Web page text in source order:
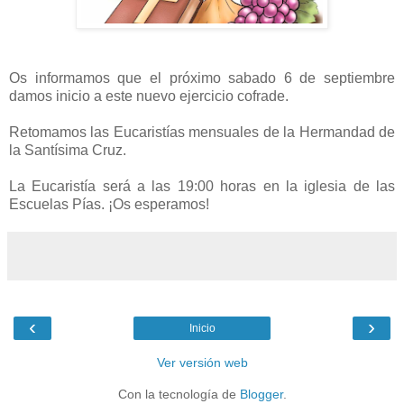
Os informamos que el próximo sabado 6 de septiembre
damos inicio a este nuevo ejercicio cofrade.
Retomamos las Eucaristías mensuales de la Hermandad de
la Santísima Cruz.
La Eucaristía será a las 19:00 horas en la iglesia de las
Escuelas Pías. ¡Os esperamos!
‹ ›
Inicio
Ver versión web
Con la tecnología de Blogger.